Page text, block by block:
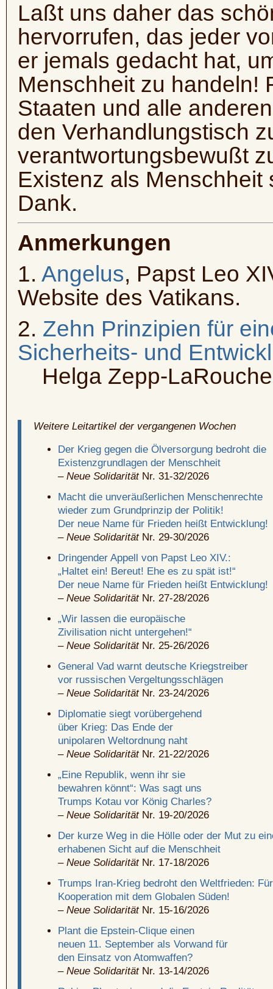
Laßt uns daher das
hervorrufen, das jeder
er jemals gedacht hat,
Menschheit zu handeln!
Staaten und alle
den Verhandlungstisch
verantwortungsbewußt
Existenz als Menschheit
Dank.
Anmerkungen
1. Angelus, Papst Leo
Website des Vatikans.
2. Zehn Prinzipien für
Sicherheits- und
Helga Zepp-
Weitere Leitartikel der vergangenen Wochen
Der Krieg gegen die Ölversorgung bedroht die
Existenzgrundlagen der Menschheit
– Neue SolidaritätNr. 31-32/2026
Macht die unveräußerlichen Menschenrechte
wieder zum Grundprinzip der Politik!
Der neue Name für Frieden heißt Entwicklung!
– Neue SolidaritätNr. 29-30/2026
Dringender Appell von Papst Leo XIV.:
„Haltet ein! Bereut! Ehe es zu spät ist!“
Der neue Name für Frieden heißt Entwicklung!
– Neue SolidaritätNr. 27-28/2026
„Wir lassen die europäische
Zivilisation nicht untergehen!“
– Neue SolidaritätNr. 25-26/2026
General Vad warnt deutsche Kriegstreiber
vor russischen Vergeltungsschlägen
– Neue SolidaritätNr. 23-24/2026
Diplomatie siegt vorübergehend
über Krieg: Das Ende der
unipolaren Weltordnung naht
– Neue SolidaritätNr. 21-22/2026
„Eine Republik, wenn ihr sie
bewahren könnt“: Was sagt uns
Trumps Kotau vor König Charles?
– Neue SolidaritätNr. 19-20/2026
Der kurze Weg in die Hölle oder der Mut zu
erhabenen Sicht auf die Menschheit
– Neue SolidaritätNr. 17-18/2026
Trumps Iran-Krieg bedroht den Weltfrieden: Für
Kooperation mit dem Globalen Süden!
– Neue SolidaritätNr. 15-16/2026
Plant die Epstein-Clique einen
neuen 11. September als Vorwand für
den Einsatz von Atomwaffen?
– Neue SolidaritätNr. 13-14/2026